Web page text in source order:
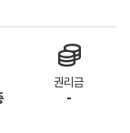
권리금
-